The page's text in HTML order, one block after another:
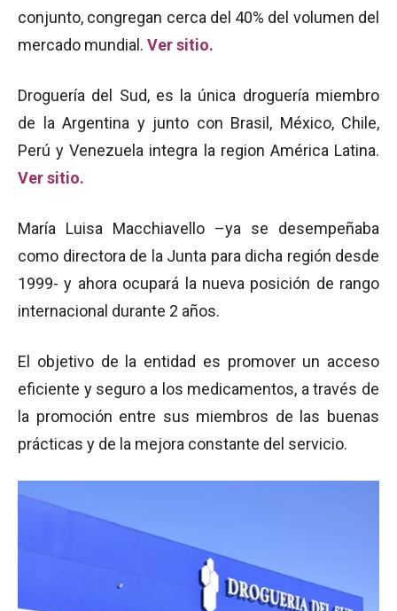
conjunto, congregan cerca del 40% del volumen del
mercado mundial. Ver sitio.
Droguería del Sud, es la única droguería miembro
de la Argentina y junto con Brasil, México, Chile,
Perú y Venezuela integra la region América Latina.
Ver sitio.
María Luisa Macchiavello –ya se desempeñaba
como directora de la Junta para dicha región desde
1999- y ahora ocupará la nueva posición de rango
internacional durante 2 años.
El objetivo de la entidad es promover un acceso
eficiente y seguro a los medicamentos, a través de
la promoción entre sus miembros de las buenas
prácticas y de la mejora constante del servicio.